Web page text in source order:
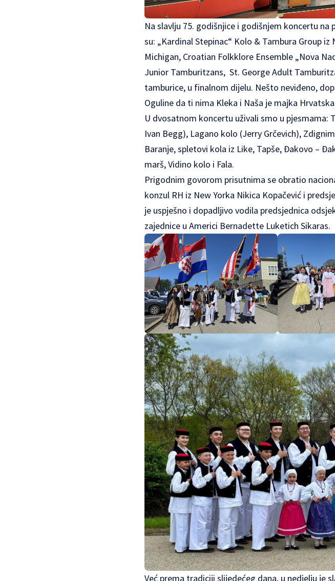
Na slavlju 75. godišnjice i godišnjem koncertu
su: „Kardinal Stepinac“ Kolo & Tambura Group
Michigan, Croatian Folkklore Ensemble „Nova
Junior Tamburitzans, St. George Adult
tamburice, u finalnom dijelu. Nešto neviđeno,
Oguline da ti nima Kleka i Naša je majka
U dvosatnom koncertu uživali smo u pjesmama:
Ivan Begg), Lagano kolo (Jerry Grčevich),
Baranje, spletovi kola iz Like, Tapše, Đakovo –
marš, Vidino kolo i Fala.
Prigodnim govorom prisutnima se obratio
konzul RH iz New Yorka Nikica Kopačević i
je uspješno i dopadljivo vodila predsjednica
zajednice u Americi Bernadette Luketich Sikaras.
Već prema tradiciji slijedećeg dana, u nedjelju je